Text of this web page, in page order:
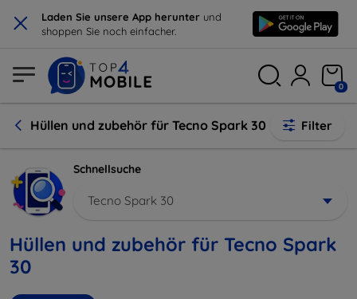
× Laden Sie unsere App herunter und
shoppen Sie noch einfacher.
0
Hüllen und zubehör für Tecno Spark 30 Filter
Schnellsuche
Tecno Spark 30
Hüllen und zubehör für Tecno Spark
30